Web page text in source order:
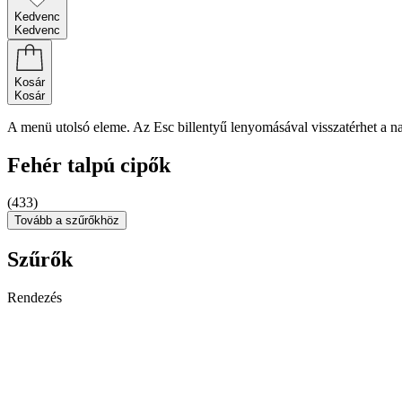
Kedvenc
Kedvenc
Kosár
Kosár
A menü utolsó eleme. Az Esc billentyű lenyomásával visszatérhet a
Fehér talpú cipők
(433)
Tovább a szűrőkhöz
Szűrők
Rendezés